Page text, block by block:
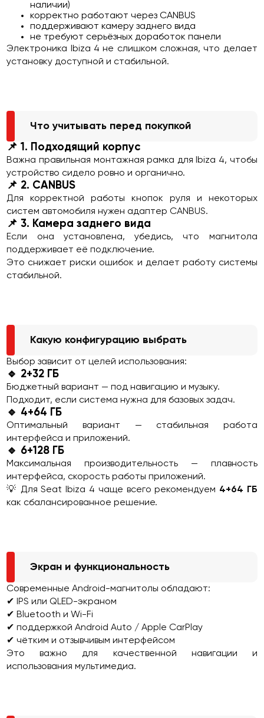
наличии)
корректно работают через CANBUS
поддерживают камеру заднего вида
не требуют серьёзных доработок панели
Электроника Ibiza 4 не слишком сложная, что делает
установку доступной и стабильной.
Что учитывать перед покупкой
📌 1. Подходящий корпус
Важна правильная монтажная рамка для Ibiza 4, чтобы
устройство сидело ровно и органично.
📌 2. CANBUS
Для корректной работы кнопок руля и некоторых
систем автомобиля нужен адаптер CANBUS.
📌 3. Камера заднего вида
Если она установлена, убедись, что магнитола
поддерживает её подключение.
Это снижает риски ошибок и делает работу системы
стабильной.
Какую конфигурацию выбрать
Выбор зависит от целей использования:
🔹 2+32 ГБ
Бюджетный вариант — под навигацию и музыку.
Подходит, если система нужна для базовых задач.
🔹 4+64 ГБ
Оптимальный вариант — стабильная работа
интерфейса и приложений.
🔹 6+128 ГБ
Максимальная производительность — плавность
интерфейса, скорость работы приложений.
💡 Для Seat Ibiza 4 чаще всего рекомендуем 4+64 ГБ
как сбалансированное решение.
Экран и функциональность
Современные Android-магнитолы обладают:
✔ IPS или QLED-экраном
✔ Bluetooth и Wi-Fi
✔ поддержкой Android Auto / Apple CarPlay
✔ чётким и отзывчивым интерфейсом
Это важно для качественной навигации и
использования мультимедиа.